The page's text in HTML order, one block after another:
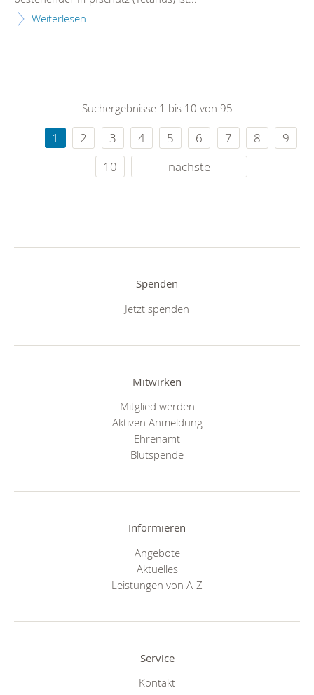
Weiterlesen
Suchergebnisse 1 bis 10 von 95
1 2 3 4 5 6 7 8
9
10
nächste
Spenden
Jetzt spenden
Mitwirken
Mitglied werden
Aktiven Anmeldung
Ehrenamt
Blutspende
Informieren
Angebote
Aktuelles
Leistungen von A-Z
Service
Kontakt